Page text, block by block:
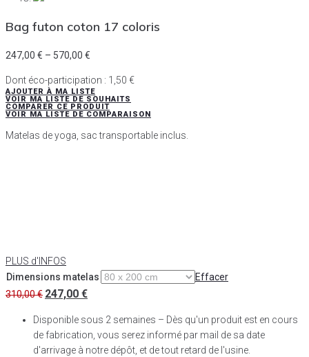
Bag futon coton 17 coloris
247,00 € – 570,00 €
Dont éco-participation : 1,50 €
AJOUTER À MA LISTE
VOIR MA LISTE DE SOUHAITS
COMPARER CE PRODUIT
VOIR MA LISTE DE COMPARAISON
Matelas de yoga, sac transportable inclus.
PLUS d'INFOS
Dimensions matelas
Effacer
310,00€ 247,00 €
Disponible sous 2 semaines – Dès qu'un produit est en cours
de fabrication, vous serez informé par mail de sa date
d'arrivage à notre dépôt, et de tout retard de l'usine.